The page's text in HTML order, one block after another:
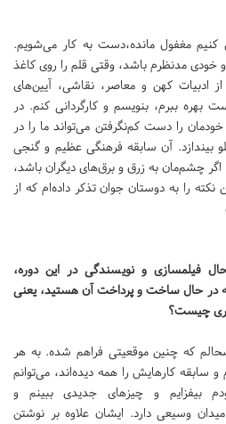
مغفول مانده،دست به کار می‌شویم.
مدنظرم باشد، وقتی قلم را روی کاغذ
ادبیات کهن و معاصر، نقاشی، آیین‌های
بهره ببرم، بنویسم و کارگردانی کنم. در
را دست کم‌نگرفتن می‌تواند ما را در
بیندازد. آن سابقه فرهنگی عظیم و گنجی
اگر چشم‌مان به زرق و برق‌های دیگران باشد،
را به دوستان جوان تذکر داده‌‌ام که از
فیلمسا‌زی و نویسندگی در این دوره،
در حال ساخت و پرداخت آن هستید، یعنی
چیست؟
که چنین موقعیتی فراهم شده. به هر
سابقه کارهایش را همه دیده‌اند، می‌توانم
بیفزایم و چیز‌های جدیدی ببینم و
میدان وسیعی دارد. ایشان علاوه بر نوشتن